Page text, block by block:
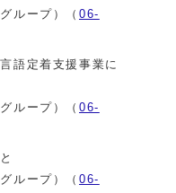
ループ）（ 06-
語定着支援事業に
ループ）（ 06-
ループ）（ 06-